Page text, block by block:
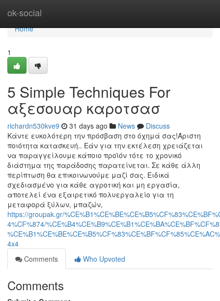
ok-social
Home
Home
1
5 Simple Techniques For
αξεσουαρ καροτσασ
richardn530kve9 31 days ago News
Discuss
Κάντε ευκολότερη την πρόσβαση στο όχημά σας!Άριστη
ποιότητα κατασκευή.. Εάν για την εκτέλεση χρειάζεται
να παραγγείλουμε κάποιο προϊόν τότε το χρονικό
διάστημα της παράδοσης παρατείνεται. Σε κάθε άλλη
περίπτωση θα επικοινωνούμε μαζί σας. Ειδικά
σχεδιασμένο για κάθε αγροτική και μη εργασία,
αποτελεί ένα εξαιρετικό πολυεργαλείο για τη
μεταφορά ξύλων, μπαζών,
https://groupak.gr/
4%CF%874/
4x4
Comments
Who Upvoted
Comments